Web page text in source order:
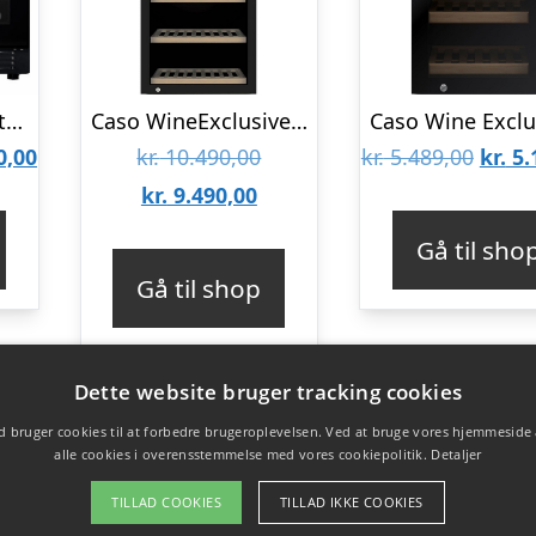
Cavin Arctic Collection 60D Fullglass Black indbygget vinkøleskab 46 flasker
Den
kr. 5.290,00.
Caso WineExclusive 180 Smart Falstaff Edition vinkøleskab
kr.10.490,00Den
kr. 10.490,00.
kr. 9.490,00Den
kr. 9.490,00.
Gå til shop
kr.5.489,00 Den
kr.
kr.
Gå til
Dette website bruger tracking cookies
bruger cookies til at forbedre brugeroplevelsen. Ved at bruge vores hjemmeside
alle cookies i overensstemmelse med vores cookiepolitik. Detaljer
TILLAD COOKIES TILLAD IKKE COOKIES